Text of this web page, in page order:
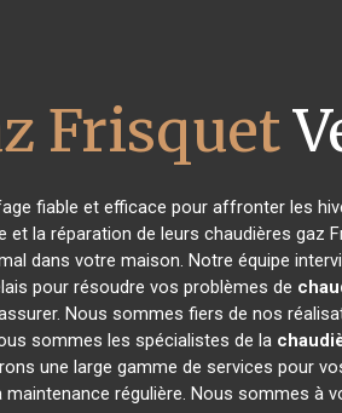
Frisquet
fiable et efficace pour affronter les
la réparation de leurs chaudières gaz
dans votre maison. Notre équipe
pour résoudre vos problèmes de
Nous sommes fiers de nos
sommes les spécialistes de la
une large gamme de services pour
régulière. Nous sommes à